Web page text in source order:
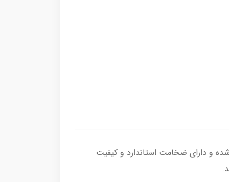
مردانه با سنگ عقیق سبز درجه یک ، قاب سنگ از نقره اصل با عیار بین المللی 925 ساخته شده و دارای ضخامت استاندارد و کیفیت